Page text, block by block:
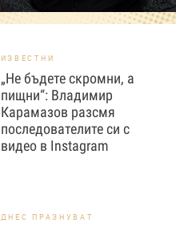
ИЗВЕСТНИ
„Не бъдете скромни, а
пищни“: Владимир
Карамазов разсмя
последователите си с
видео в Instagram
ДНЕС ПРАЗНУВАТ